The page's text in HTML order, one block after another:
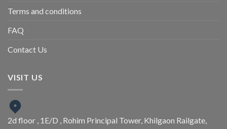
Terms and conditions
FAQ
Contact Us
VISIT US
2d floor , 1E/D , Rohim Principal Tower, Khilgaon Railgate,